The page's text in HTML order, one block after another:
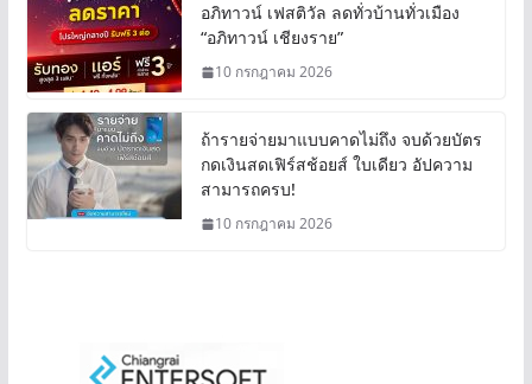
อภิทาวน์ เฟสติวัล ลดทั่วบ้านทั่วเมือง
“อภิทาวน์ เชียงราย”
10 กรกฎาคม 2026
ถ้ารายจ่ายมาแบบคาดไม่ถึง จบด้วยบัตร
กดเงินสดเฟิร์สช้อยส์ ใบเดียว อัปความ
สามารถครบ!
10 กรกฎาคม 2026